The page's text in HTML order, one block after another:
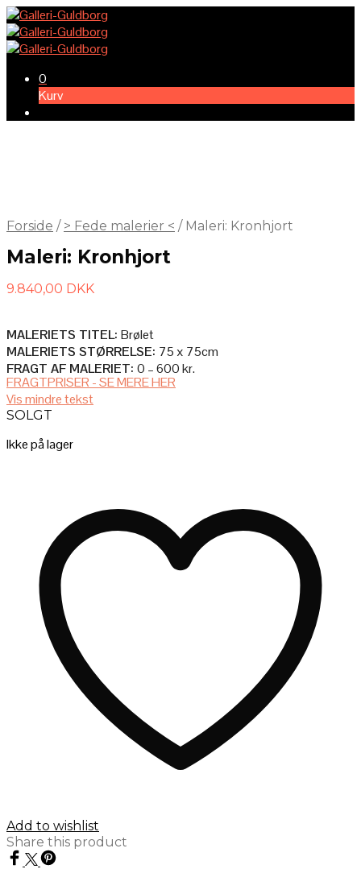
0
Kurv
Forside / > Fede malerier < /Maleri: Kronhjort
Maleri: Kronhjort
9.840,00 DKK
MALERIETS TITEL: Brølet
MALERIETS STØRRELSE: 75 x 75cm
FRAGT AF MALERIET: 0 – 600 kr.
AFHENTNING I ATELIET
Afhenter du selv maleriet i ateliet, så er det selvfølgelig helt gratis!
LEVERES AF (MIG) KUNSTNEREN BAG
FRAGTPRISER - SE MERE HER
Vis mindre tekst
SOLGT
Ikke på lager
Add to wishlist
Share this product